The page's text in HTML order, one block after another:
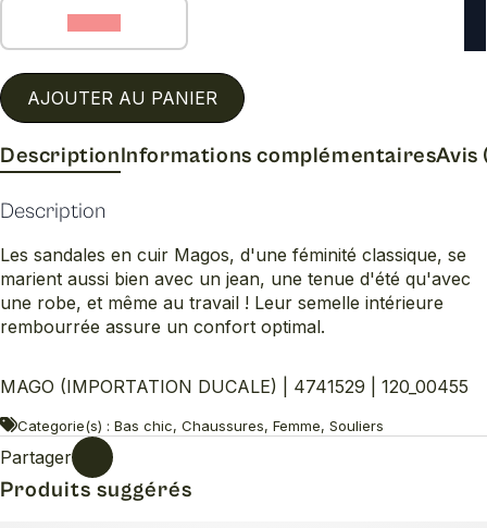
AJOUTER AU PANIER
DescriptionInformations complémentairesAvis
Description
Les sandales en cuir Magos, d'une féminité classique, se
marient aussi bien avec un jean, une tenue d'été qu'avec
une robe, et même au travail ! Leur semelle intérieure
rembourrée assure un confort optimal.
MAGO (IMPORTATION DUCALE) | 4741529 | 120_00455
Categorie(s) : Bas chic, Chaussures, Femme, Souliers
Partager
Produits suggérés